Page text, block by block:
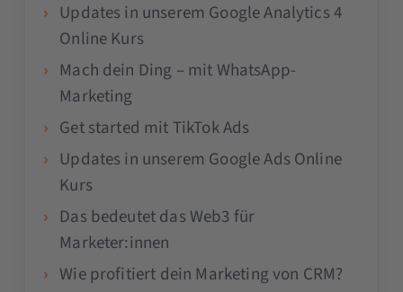
Updates in unserem Google Analytics 4
Online Kurs
Mach dein Ding – mit WhatsApp-
Marketing
Get started mit TikTok Ads
Updates in unserem Google Ads Online
Kurs
Das bedeutet das Web3 für
Marketer:innen
Wie profitiert dein Marketing von CRM?